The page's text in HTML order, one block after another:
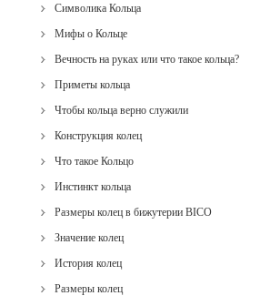
Символика Кольца
Мифы о Кольце
Вечность на руках или что такое кольца?
Приметы кольца
Чтобы кольца верно служили
Конструкция колец
Что такое Кольцо
Инстинкт кольца
Размеры колец в бижутерии BICO
Значение колец
История колец
Размеры колец